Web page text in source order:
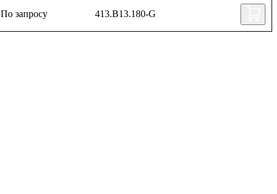
По запросу 413.B13.180-G